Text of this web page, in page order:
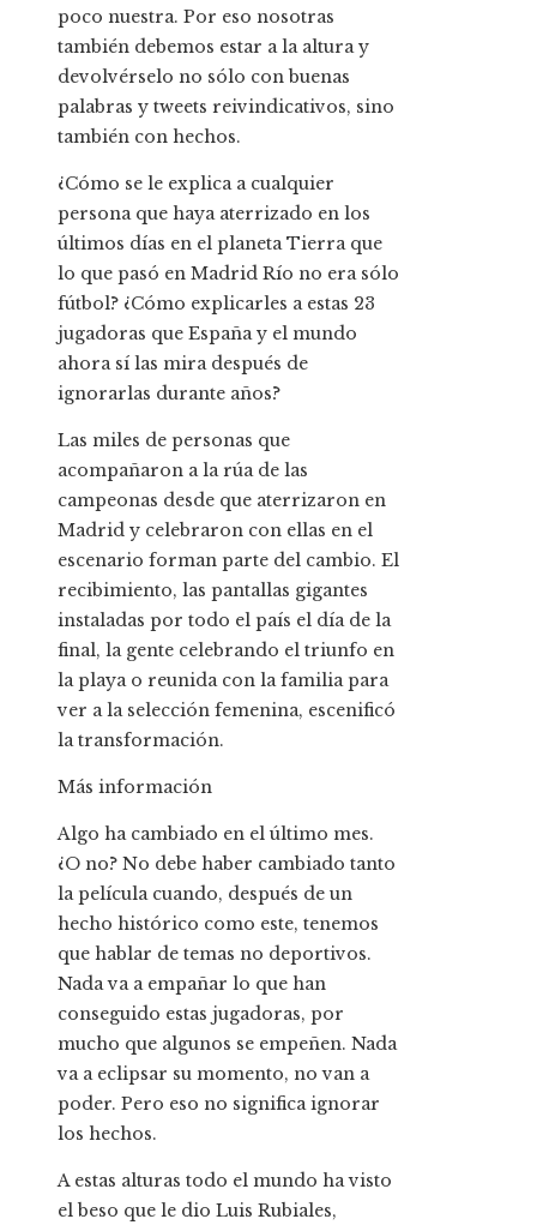
poco nuestra. Por eso nosotras
también debemos estar a la altura y
devolvérselo no sólo con buenas
palabras y tweets reivindicativos, sino
también con hechos.
¿Cómo se le explica a cualquier
persona que haya aterrizado en los
últimos días en el planeta Tierra que
lo que pasó en Madrid Río no era sólo
fútbol? ¿Cómo explicarles a estas 23
jugadoras que España y el mundo
ahora sí las mira después de
ignorarlas durante años?
Las miles de personas que
acompañaron a la rúa de las
campeonas desde que aterrizaron en
Madrid y celebraron con ellas en el
escenario forman parte del cambio. El
recibimiento, las pantallas gigantes
instaladas por todo el país el día de la
final, la gente celebrando el triunfo en
la playa o reunida con la familia para
ver a la selección femenina, escenificó
la transformación.
Más información
Algo ha cambiado en el último mes.
¿O no? No debe haber cambiado tanto
la película cuando, después de un
hecho histórico como este, tenemos
que hablar de temas no deportivos.
Nada va a empañar lo que han
conseguido estas jugadoras, por
mucho que algunos se empeñen. Nada
va a eclipsar su momento, no van a
poder. Pero eso no significa ignorar
los hechos.
A estas alturas todo el mundo ha visto
el beso que le dio Luis Rubiales,